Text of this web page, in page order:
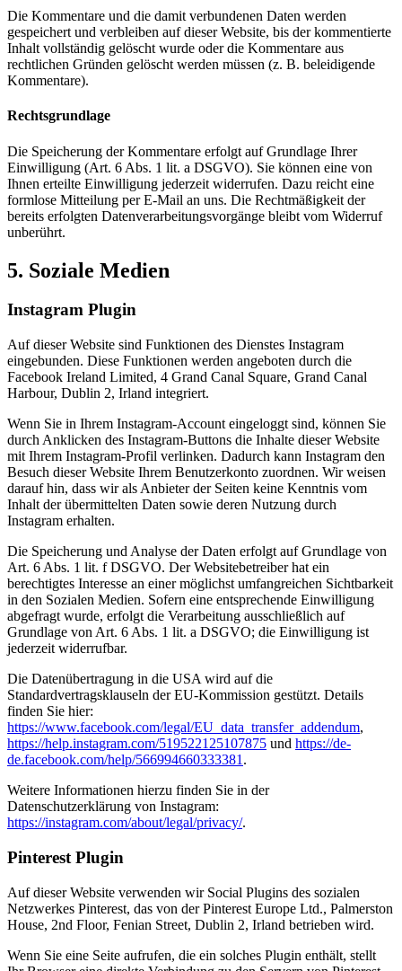
Die Kommentare und die damit verbundenen Daten werden
gespeichert und verbleiben auf dieser Website, bis der kommentierte
Inhalt vollständig gelöscht wurde oder die Kommentare aus
rechtlichen Gründen gelöscht werden müssen (z. B. beleidigende
Kommentare).
Rechtsgrundlage
Die Speicherung der Kommentare erfolgt auf Grundlage Ihrer
Einwilligung (Art. 6 Abs. 1 lit. a DSGVO). Sie können eine von
Ihnen erteilte Einwilligung jederzeit widerrufen. Dazu reicht eine
formlose Mitteilung per E-Mail an uns. Die Rechtmäßigkeit der
bereits erfolgten Datenverarbeitungsvorgänge bleibt vom Widerruf
unberührt.
5. Soziale Medien
Instagram Plugin
Auf dieser Website sind Funktionen des Dienstes Instagram
eingebunden. Diese Funktionen werden angeboten durch die
Facebook Ireland Limited, 4 Grand Canal Square, Grand Canal
Harbour, Dublin 2, Irland integriert.
Wenn Sie in Ihrem Instagram-Account eingeloggt sind, können Sie
durch Anklicken des Instagram-Buttons die Inhalte dieser Website
mit Ihrem Instagram-Profil verlinken. Dadurch kann Instagram den
Besuch dieser Website Ihrem Benutzerkonto zuordnen. Wir weisen
darauf hin, dass wir als Anbieter der Seiten keine Kenntnis vom
Inhalt der übermittelten Daten sowie deren Nutzung durch
Instagram erhalten.
Die Speicherung und Analyse der Daten erfolgt auf Grundlage von
Art. 6 Abs. 1 lit. f DSGVO. Der Websitebetreiber hat ein
berechtigtes Interesse an einer möglichst umfangreichen Sichtbarkeit
in den Sozialen Medien. Sofern eine entsprechende Einwilligung
abgefragt wurde, erfolgt die Verarbeitung ausschließlich auf
Grundlage von Art. 6 Abs. 1 lit. a DSGVO; die Einwilligung ist
jederzeit widerrufbar.
Die Datenübertragung in die USA wird auf die
Standardvertragsklauseln der EU-Kommission gestützt. Details
finden Sie hier:
https://www.facebook.com/legal/EU_data_transfer_addendum,
https://help.instagram.com/519522125107875 und https://de-
de.facebook.com/help/566994660333381 .
Weitere Informationen hierzu finden Sie in der
Datenschutzerklärung von Instagram:
https://instagram.com/about/legal/privacy/.
Pinterest Plugin
Auf dieser Website verwenden wir Social Plugins des sozialen
Netzwerkes Pinterest, das von der Pinterest Europe Ltd., Palmerston
House, 2nd Floor, Fenian Street, Dublin 2, Irland betrieben wird.
Wenn Sie eine Seite aufrufen, die ein solches Plugin enthält, stellt